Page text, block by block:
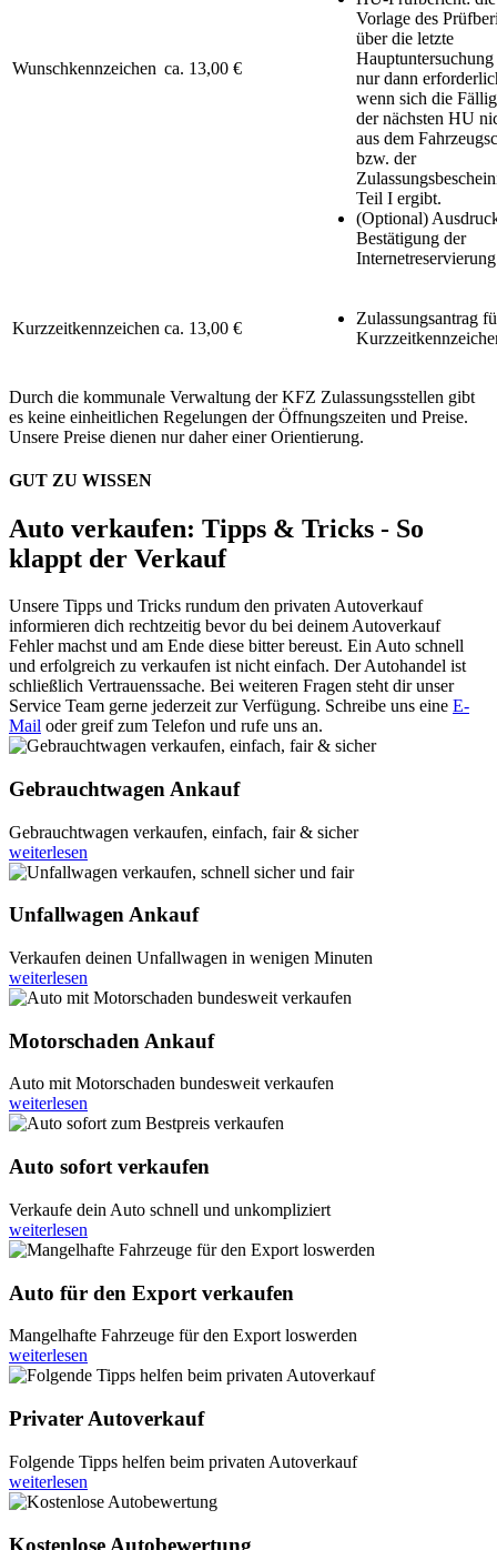
Wunschkennzeichen ca. 13,00 €
Vorlage des
über die letzte
Hauptuntersuchung
nur dann
wenn sich die
der nächsten HU
aus dem
bzw. der
Teil I ergibt.
(Optional)
Bestätigung der
Internetreservierung
Kurzzeitkennzeichen ca. 13,00 €
Zulassungsantrag
Durch die kommunale Verwaltung der KFZ Zulassungsstellen gibt
es keine einheitlichen Regelungen der Öffnungszeiten und Preise.
Unsere Preise dienen nur daher einer Orientierung.
GUT ZU WISSEN
Auto verkaufen: Tipps & Tricks - So
klappt der Verkauf
Unsere Tipps und Tricks rundum den privaten Autoverkauf
informieren dich rechtzeitig bevor du bei deinem Autoverkauf
Fehler machst und am Ende diese bitter bereust. Ein Auto schnell
und erfolgreich zu verkaufen ist nicht einfach. Der Autohandel ist
schließlich Vertrauenssache. Bei weiteren Fragen steht dir unser
Service Team gerne jederzeit zur Verfügung. Schreibe uns eine E-
Mail oder greif zum Telefon und rufe uns an.
Gebrauchtwagen Ankauf
Gebrauchtwagen verkaufen, einfach, fair & sicher
weiterlesen
Unfallwagen Ankauf
Verkaufen deinen Unfallwagen in wenigen Minuten
weiterlesen
Motorschaden Ankauf
Auto mit Motorschaden bundesweit verkaufen
weiterlesen
Auto sofort verkaufen
Verkaufe dein Auto schnell und unkompliziert
weiterlesen
Auto für den Export verkaufen
Mangelhafte Fahrzeuge für den Export loswerden
weiterlesen
Privater Autoverkauf
Folgende Tipps helfen beim privaten Autoverkauf
weiterlesen
Kostenlose Autobewertung